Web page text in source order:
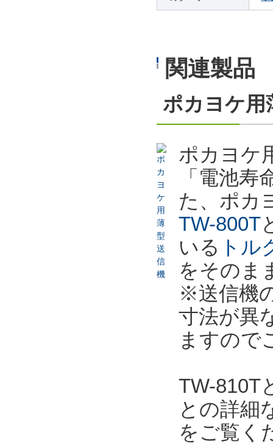
関連製品
ポカヨケ用
ポカヨケ
「電池
た、ポカ
TW-800T
いる トル
をそのま
※送信機
寸法が異
ますので
TW-810T
との詳細
をご覧く